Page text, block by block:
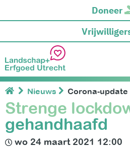
Doneer
Nieuws Corona-update
Strenge
gehandhaafd
wo 24 maart 2021 12:00